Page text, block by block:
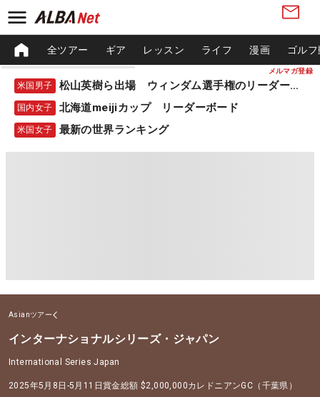
メルマガ登録
全ツアー ギア レッスン ライフ 漫画 ゴル
米国男子 松山英樹ら出場 ウィンダム選手権のリーダーボード
国内女子 北海道meijiカップ リーダーボード
米国女子 最新の世界ランキング
Asianツアー
インターナショナルシリーズ・ジャパン
International Series Japan
2025年5月8日-5月11日賞金総額 $2,000,000カレドニアンGC（千葉県）